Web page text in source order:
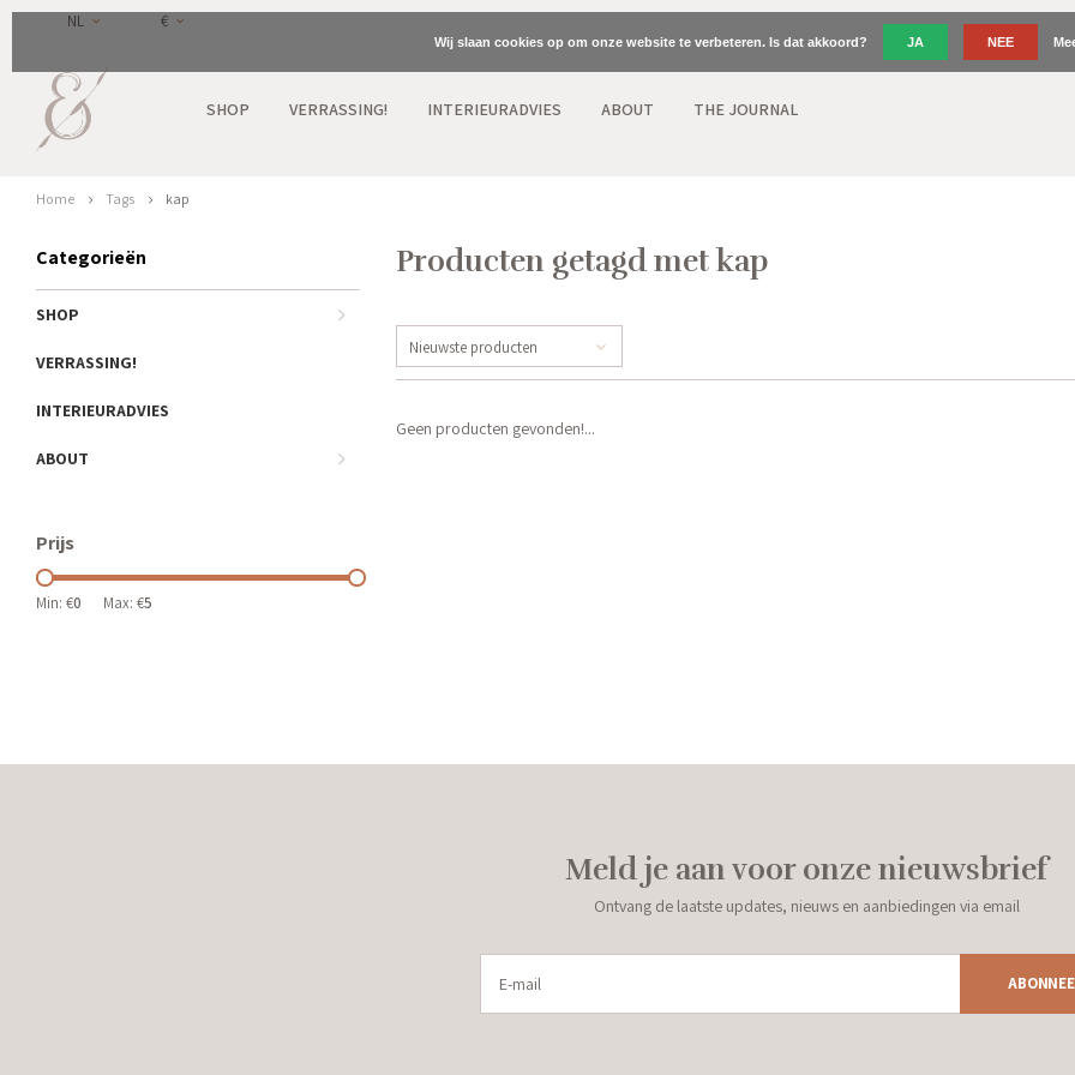
NL €
SHOP VERRASSING! INTERIEURADVIES ABOUT THE JOURNAL
Home Tags kap
Categorieën
SHOP
VERRASSING!
INTERIEURADVIES
ABOUT
Prijs
Min: €0 Max: €5
Producten getagd met kap
Nieuwste producten
Geen producten gevonden!...
Meld je aan voor onze nieuwsbrief
Ontvang de laatste updates, nieuws en aanbiedingen via email
Wij slaan cookies op om onze website te verbeteren. Is dat akkoord? JA NEE